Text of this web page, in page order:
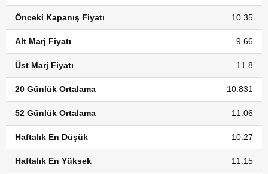
Önceki Kapanış Fiyatı 10.35
Alt Marj Fiyatı 9.66
Üst Marj Fiyatı 11.8
20 Günlük Ortalama 10.831
52 Günlük Ortalama 11.06
Haftalık En Düşük 10.27
Haftalık En Yüksek 11.15